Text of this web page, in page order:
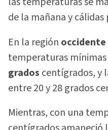
de la mañana y
En la región occidente
temperaturas
grados centígrados, y
entre 20 y 28 grados
Mientras, con una